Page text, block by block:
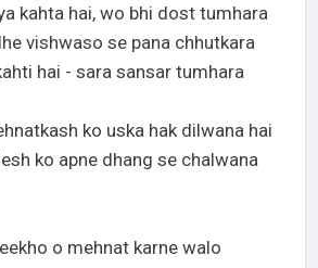
kahta hai, wo bhi dost tumhara
vishwaso se pana chhutkara
hai - sara sansar tumhara
ko uska hak dilwana hai
ko apne dhang se chalwana
o mehnat karne walo